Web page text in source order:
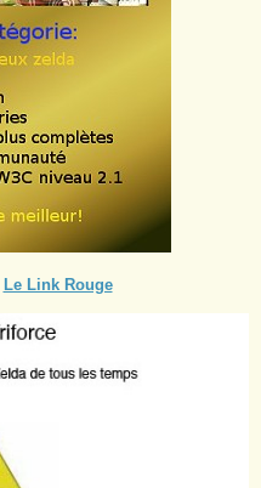
Le Link Rouge